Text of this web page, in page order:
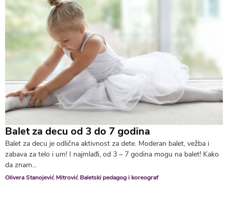
Balet za decu od 3 do 7 godina
Balet za decu je odlična aktivnost za dete. Moderan balet, vežba i
zabava za telo i um! I najmlađi, od 3 – 7 godina mogu na balet! Kako
da znam...
Olivera Stanojević Mitrović Baletski pedagog i koreograf